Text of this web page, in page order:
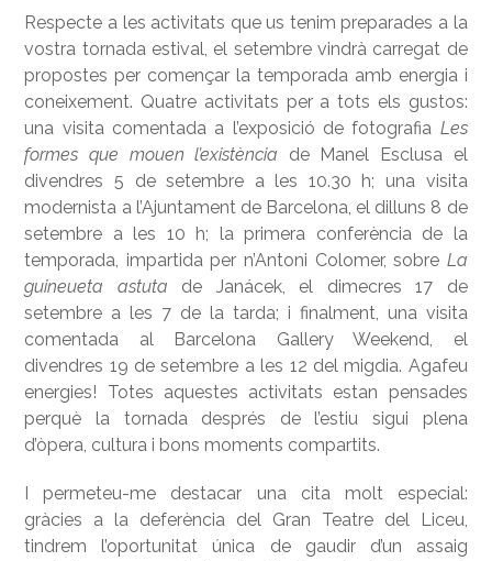
Respecte a les activitats que us tenim preparades a la
vostra tornada estival, el setembre vindrà carregat de
propostes per començar la temporada amb energia i
coneixement. Quatre activitats per a tots els gustos:
una visita comentada a l’exposició de fotografia Les
formes que mouen l’existència de Manel Esclusa el
divendres 5 de setembre a les 10.30 h; una visita
modernista a l’Ajuntament de Barcelona, el dilluns 8 de
setembre a les 10 h; la primera conferència de la
temporada, impartida per n’Antoni Colomer, sobre La
guineueta astuta de Janácek, el dimecres 17 de
setembre a les 7 de la tarda; i finalment, una visita
comentada al Barcelona Gallery Weekend, el
divendres 19 de setembre a les 12 del migdia. Agafeu
energies! Totes aquestes activitats estan pensades
perquè la tornada després de l’estiu sigui plena
d’òpera, cultura i bons moments compartits.
I permeteu-me destacar una cita molt especial:
gràcies a la deferència del Gran Teatre del Liceu,
tindrem l’oportunitat única de gaudir d’un assaig